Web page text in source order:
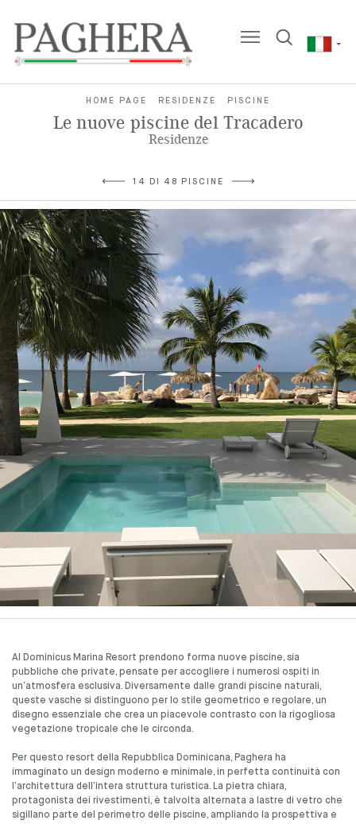
HOME PAGE RESIDENZE PISCINE
Le nuove piscine del Tracadero
Residenze
14 DI 48 PISCINE
Al Dominicus Marina Resort prendono forma nuove piscine, sia
pubbliche che private, pensate per accogliere i numerosi ospiti in
un’atmosfera esclusiva. Diversamente dalle grandi piscine naturali,
queste vasche si distinguono per lo stile geometrico e regolare, un
disegno essenziale che crea un piacevole contrasto con la rigogliosa
vegetazione tropicale che le circonda.
Per questo resort della Repubblica Dominicana, Paghera ha
immaginato un design moderno e minimale, in perfetta continuità con
l’architettura dell’intera struttura turistica. La pietra chiara,
protagonista dei rivestimenti, è talvolta alternata a lastre di vetro che
sigillano parte del perimetro delle piscine, ampliando la prospettiva e